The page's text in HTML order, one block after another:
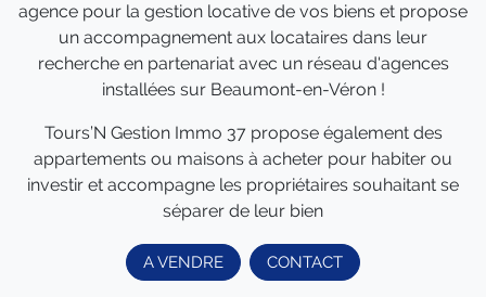
agence pour la gestion locative de vos biens et propose
un accompagnement aux locataires dans leur
recherche en partenariat avec un réseau d'agences
installées sur Beaumont-en-Véron !
Tours’N Gestion Immo 37 propose également des
appartements ou maisons à acheter pour habiter ou
investir et accompagne les propriétaires souhaitant se
séparer de leur bien
A VENDRE CONTACT